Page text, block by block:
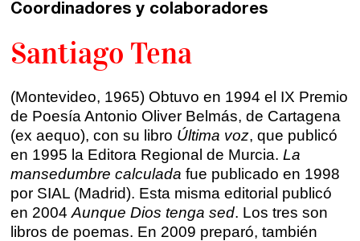
Barcelona
Sevilla
Valencia
Alicante
Murcia
Presenciales en Madrid
En directo a través de Zoom
Talleres de escritura
Talleres presenciales ≻
Talleres por videoconferencia
Talleres online
Intensivos de verano ≻
Recreativa 26
El taller de escritura creativa
Coordinadores y colaboradores
Santiago Tena
(Montevideo, 1965) Obtuvo en 1994 el IX Premio
de Poesía Antonio Oliver Belmás, de Cartagena
(ex aequo), con su libro Última voz, que publicó
en 1995 la Editora Regional de Murcia. La
mansedumbre calculada fue publicado en 1998
por SIAL (Madrid). Esta misma editorial publicó
en 2004 Aunque Dios tenga sed. Los tres son
libros de poemas. En 2009 preparó, también